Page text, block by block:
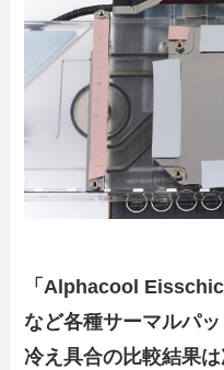
「Alphacool
など各種サーマルパ
冷え具合の比較結果